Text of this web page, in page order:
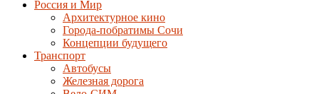
Россия и Мир
Архитектурное кино
Города-побратимы Сочи
Концепции будущего
Транспорт
Автобусы
Железная дорога